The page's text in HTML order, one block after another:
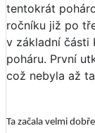
tentokrát
ročníku již po
v základní části
poháru. První
což nebyla až
Ta začala velmi